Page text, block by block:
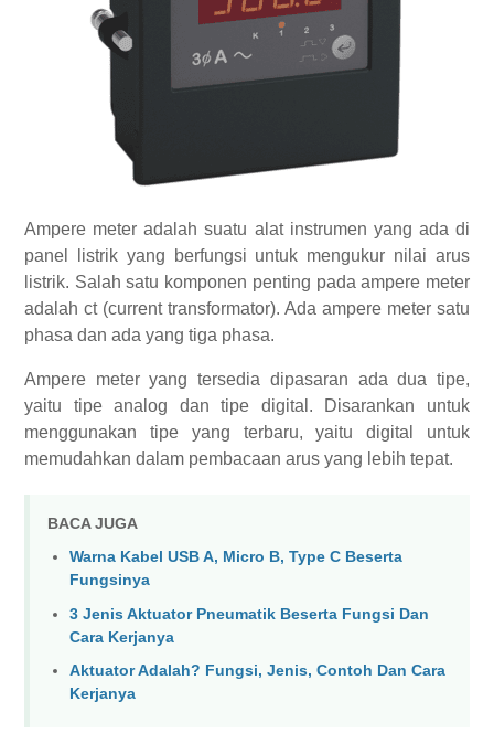
Ampere meter adalah suatu alat instrumen yang ada di
panel listrik yang berfungsi untuk mengukur nilai arus
listrik. Salah satu komponen penting pada ampere meter
adalah ct (current transformator). Ada ampere meter satu
phasa dan ada yang tiga phasa.
Ampere meter yang tersedia dipasaran ada dua tipe,
yaitu tipe analog dan tipe digital. Disarankan untuk
menggunakan tipe yang terbaru, yaitu digital untuk
memudahkan dalam pembacaan arus yang lebih tepat.
BACA JUGA
Warna Kabel USB A, Micro B, Type C Beserta
Fungsinya
3 Jenis Aktuator Pneumatik Beserta Fungsi Dan
Cara Kerjanya
Aktuator Adalah? Fungsi, Jenis, Contoh Dan Cara
Kerjanya